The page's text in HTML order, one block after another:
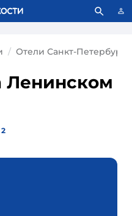
Что это значит?
Отели Санкт-Петербурга